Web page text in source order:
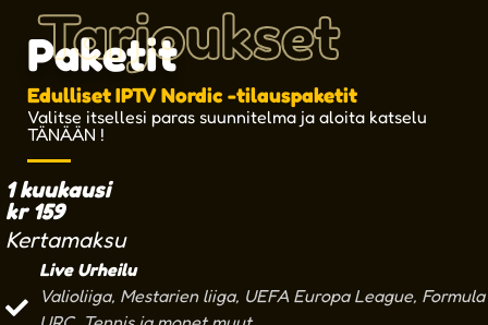
Tarjoukset
Paketit
Edulliset IPTV Nordic -tilauspaketit
Valitse itsellesi paras suunnitelma ja aloita katselu
TÄNÄÄN !
1 kuukausi
kr159
Kertamaksu
Live Urheilu
Valioliiga, Mestarien liiga, UEFA Europa League, Formula